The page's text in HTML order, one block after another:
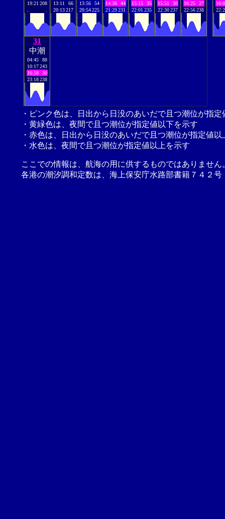
19:21 208
13:11
66
20:13217
13:56
54
20:54225
14:36
44
21:29231
15:15
35
22:01 235
15:51
30
22:30237
16:25
27
22:56238
31
中潮
04:45
88
10:17243
16:58
30
23:18238
・ピンク色は、日出から日没のあいだで且つ潮位が指
・黄緑色は、夜間で且つ潮位が指定値以下を示す
・赤色は、日出から日没のあいだで且つ潮位が指定値以
・水色は、夜間で且つ潮位が指定値以上を示す
ここでの情報は、航海の用に供するものではありませ
各港の潮汐調和定数は、海上保安庁水路部書籍７４２